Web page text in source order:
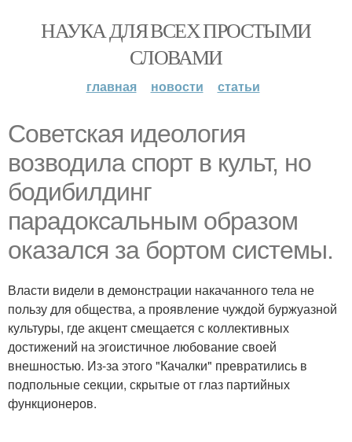
НАУКА ДЛЯ ВСЕХ ПРОСТЫМИ
СЛОВАМИ
главная новости статьи
Советская идеология
возводила спорт в культ, но
бодибилдинг
парадоксальным образом
оказался за бортом системы.
Власти видели в демонстрации накачанного тела не
пользу для общества, а проявление чуждой буржуазной
культуры, где акцент смещается с коллективных
достижений на эгоистичное любование своей
внешностью. Из-за этого "Качалки" превратились в
подпольные секции, скрытые от глаз партийных
функционеров.